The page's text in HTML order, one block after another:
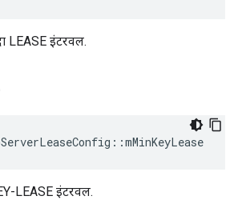
LEASE इंटरवल.
::mMinKeyLease
LEASE इंटरवल.